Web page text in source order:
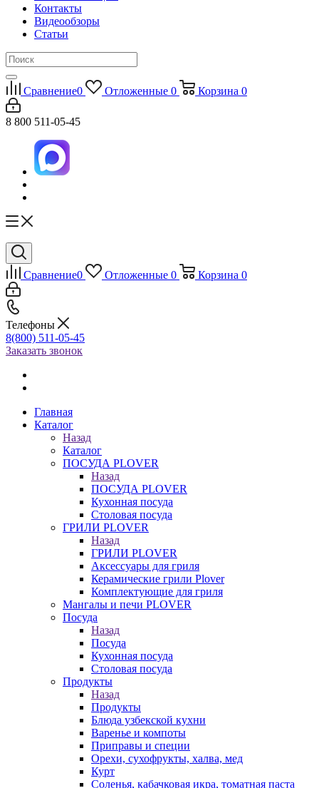
Контакты
Видеообзоры
Статьи
Сравнение0 Отложенные 0 Корзина 0
8 800 511-05-45
Сравнение0 Отложенные 0 Корзина 0
Телефоны
8(800) 511-05-45
Заказать звонок
Главная
Каталог
Назад
Каталог
ПОСУДА PLOVER
Назад
ПОСУДА PLOVER
Кухонная посуда
Столовая посуда
ГРИЛИ PLOVER
Назад
ГРИЛИ PLOVER
Аксессуары для гриля
Керамические грили Plover
Комплектующие для гриля
Мангалы и печи PLOVER
Посуда
Назад
Посуда
Кухонная посуда
Столовая посуда
Продукты
Назад
Продукты
Блюда узбекской кухни
Варенье и компоты
Приправы и специи
Орехи, сухофрукты, халва, мед
Курт
Соленья, кабачковая икра, томатная паста